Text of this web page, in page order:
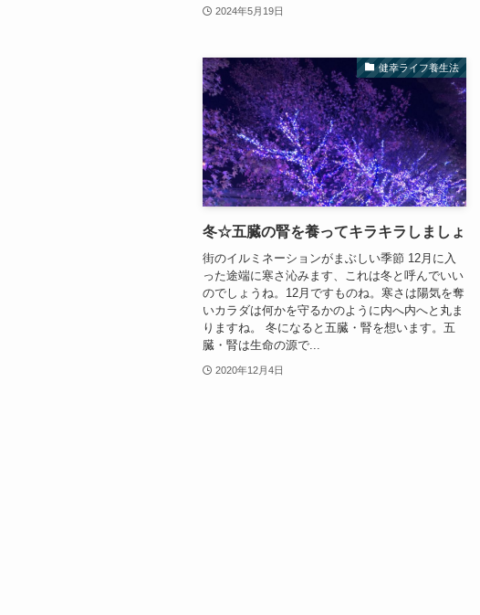
2024年5月19日
健幸ライフ養生法
冬☆五臓の腎を養ってキラキラしましょ
街のイルミネーションがまぶしい季節 12月に入
った途端に寒さ沁みます、これは冬と呼んでいい
のでしょうね。12月ですものね。寒さは陽気を奪
いカラダは何かを守るかのように内へ内へと丸ま
りますね。 冬になると五臓・腎を想います。五
臓・腎は生命の源で...
2020年12月4日